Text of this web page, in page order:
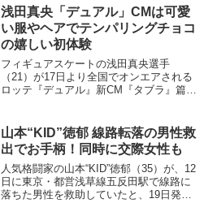
浅田真央「デュアル」CMは可愛
い服やヘアでテンパリングチョコ
の嬉しい初体験
フィギュアスケートの浅田真央選手
（21）が17日より全国でオンエアされる
ロッテ『デュアル』新CM『タブラ』篇に
溶かして温度調節を行い、油脂の結晶を
均一にすることで、チ...
山本“KID”徳郁 線路転落の男性救
出でお手柄！同時に交際女性も
人気格闘家の山本“KID”徳郁（35）が、12
日に東京・都営浅草線五反田駅で線路に
落ちた男性を救助していたと、19日発売